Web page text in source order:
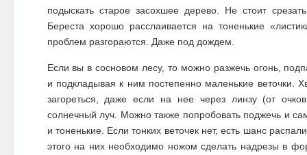
подыскать старое засохшее дерево. Не стоит
Береста хорошо расслаивается на тоненькие
проблем разгораются. Даже под дождем.
Если вы в сосновом лесу, то можно разжечь огонь,
и подкладывая к ним постепенно маленькие веточки.
загореться, даже если на нее через линзу (от
солнечный луч. Можно также попробовать поджечь и
и тоненькие. Если тонких веточек нет, есть шанс
этого на них необходимо ножом сделать надрезы в